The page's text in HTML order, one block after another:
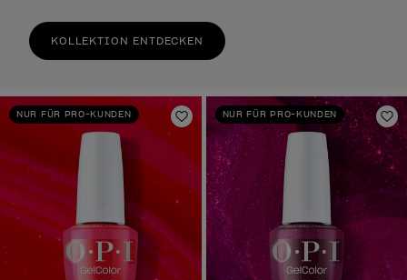
KOLLEKTION ENTDECKEN
NUR FÜR PRO-KUNDEN
Zur Wunschliste hinzufügen
NUR FÜR PRO-KUNDEN